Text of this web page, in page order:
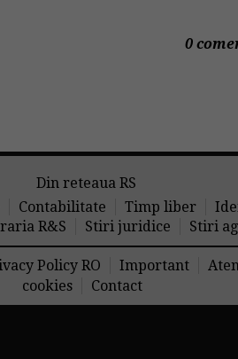
0
Din reteaua RS
Contabilitate Timp liber
R&S Stiri juridice Stiri
Policy RO Important
cookies
Contact